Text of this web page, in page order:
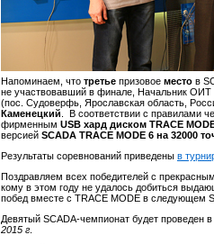
Напоминаем, что третье призовое место в
не участвовавший в финале, Начальник ОИТ
(пос. Судоверфь, Ярославская область,
Каменецкий . В соответствии с правилами
фирменным USB хард диском TRACE
версией SCADA TRACE MODE 6 на 32000
Результаты соревнований приведены в
Поздравляем всех победителей с
кому в этом году не удалось добиться
побед вместе с TRACE MODE в следующем
Девятый SCADA-чемпионат будет проведен в
2015 г.